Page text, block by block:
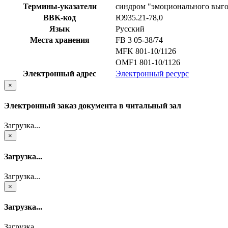
Термины-указатели
синдром "эмоционального
BBK-код
Ю935.21-78,0
Язык
Русский
Места хранения
FB 3 05-38/74
MFK 801-10/1126
OMF1 801-10/1126
Электронный адрес
Электронный ресурс
×
Электронный заказ документа в читальный зал
Загрузка...
×
Загрузка...
Загрузка...
×
Загрузка...